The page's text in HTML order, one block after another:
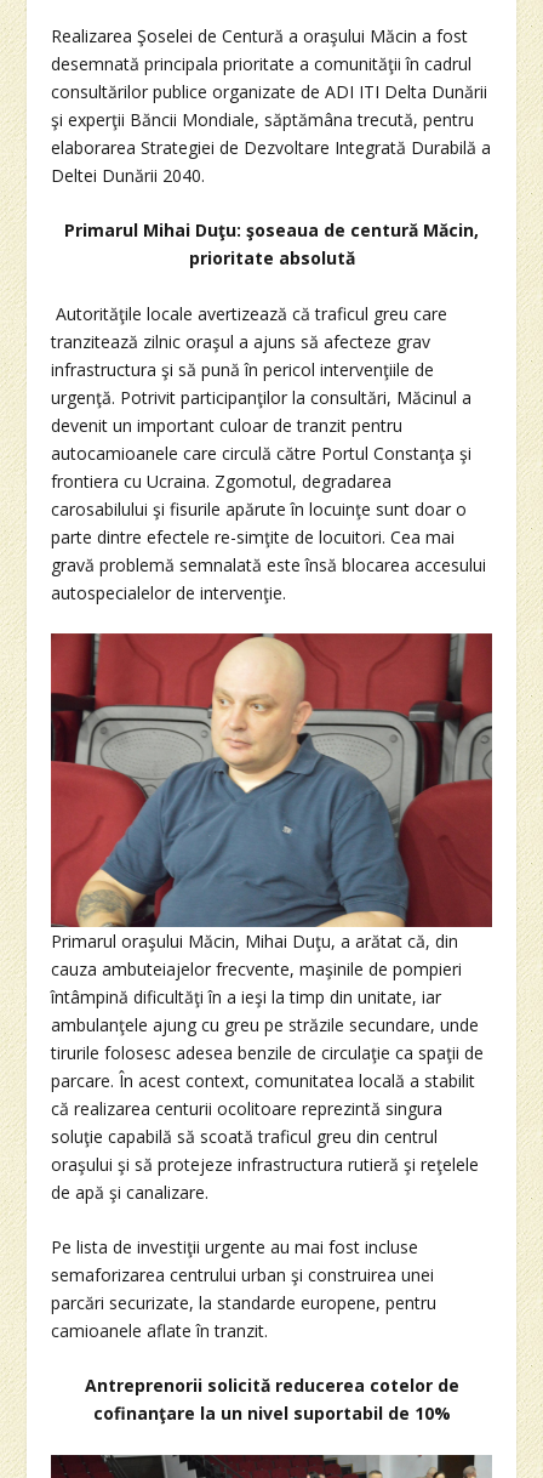
Realizarea Şoselei de Centură a oraşului Măcin a fost
desemnată principala prioritate a comunităţii în cadrul
consultărilor publice organizate de ADI ITI Delta Dunării
şi experţii Băncii Mondiale, săptămâna trecută, pentru
elaborarea Strategiei de Dezvoltare Integrată Durabilă a
Deltei Dunării 2040.
Primarul Mihai Duţu: şoseaua de centură Măcin,
prioritate absolută
Autorităţile locale avertizează că traficul greu care
tranzitează zilnic oraşul a ajuns să afecteze grav
infrastructura şi să pună în pericol intervenţiile de
urgenţă. Potrivit participanţilor la consultări, Măcinul a
devenit un important culoar de tranzit pentru
autocamioanele care circulă către Portul Constanţa şi
frontiera cu Ucraina. Zgomotul, degradarea
carosabilului şi fisurile apărute în locuinţe sunt doar o
parte dintre efectele re-simţite de locuitori. Cea mai
gravă problemă semnalată este însă blocarea accesului
autospecialelor de intervenţie.
Primarul oraşului Măcin, Mihai Duţu, a arătat că, din
cauza ambuteiajelor frecvente, maşinile de pompieri
întâmpină dificultăţi în a ieşi la timp din unitate, iar
ambulanţele ajung cu greu pe străzile secundare, unde
tirurile folosesc adesea benzile de circulaţie ca spaţii de
parcare. În acest context, comunitatea locală a stabilit
că realizarea centurii ocolitoare reprezintă singura
soluţie capabilă să scoată traficul greu din centrul
oraşului şi să protejeze infrastructura rutieră şi reţelele
de apă şi canalizare.
Pe lista de investiţii urgente au mai fost incluse
semaforizarea centrului urban şi construirea unei
parcări securizate, la standarde europene, pentru
camioanele aflate în tranzit.
Antreprenorii solicită reducerea cotelor de
cofinanţare la un nivel suportabil de 10%